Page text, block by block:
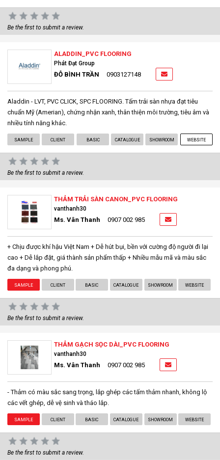
Be the first to submit a review.
ALADDIN_PVC FLOORING
Phát Đạt Group
ĐỖ BÌNH TRẦN 0903127148
Aladdin - LVT, PVC CLICK, SPC FLOORING. Tấm trải sàn nhựa đạt tiêu
chuẩn Mỹ (Amerian), chứng nhận xanh, thân thiện môi trường, tiêu âm và
nhiều tính năng khác.
SAMPLE CLIENT BASIC CATALOGUE SHOWROOM WEBSITE
Be the first to submit a review.
THẢM TRẢI SÀN CANON_PVC FLOORING
vanthanh30
Ms. Vân Thanh 0907 002 985
+ Chịu được khí hậu Việt Nam + Dễ hút bụi, bền với cường độ người đi lại
cao + Dễ lắp đặt, giá thành sản phẩm thấp + Nhiều mẫu mã và màu sắc
đa dạng và phong phú.
SAMPLE CLIENT BASIC CATALOGUE SHOWROOM WEBSITE
Be the first to submit a review.
THẢM GẠCH SỌC DÀI_PVC FLOORING
vanthanh30
Ms. Vân Thanh 0907 002 985
- Thảm có màu sắc sang trọng, lắp ghép các tấm thảm nhanh, không lộ
các vết ghép, dễ vệ sinh và tháo lắp.
SAMPLE CLIENT BASIC CATALOGUE SHOWROOM WEBSITE
Be the first to submit a review.